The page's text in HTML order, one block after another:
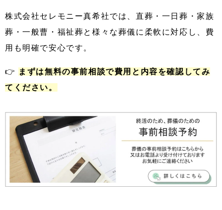
株式会社セレモニー真希社では、直葬・一日葬・家族
葬・一般曹・福祉葬と様々な葬儀に柔軟に対応し、費
用も明確で安心です。
👉
まずは無料の事前相談で費用と内容を確認してみ
てください。